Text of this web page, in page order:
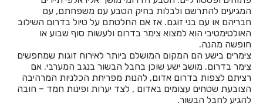
חדרים לפי שעה בבית ינאי
חדרים לפי שעה בבית לחם הגלילית
חדרים לפי שעה בבית ליד
חדרים לפי שעה בבית נחמיה
חדרים לפי שעה בבית עזרא
המגיעים להתרשם ולבלות בחיק הטבע עם משפחתם, עם
חבריהם או עם בני זוגם. אז אם החלטתם על טיול בדרום השילוב
האולטימטיבי הוא למצוא צימר בדרום ולעשות סוף שבוע או
חופשה מהנה.
צימרים בישע הם המקום המושלם ביותר לאירוח זוגות שמחפשים
צימר בדרום. מושב ישע שוכן בחבל הבשור בנגב המערבי. אם
רציתם לצפות בדרום אדום, להנות מפריחת הכלניות המרהיבה
הצובעת שטחים עצומים באדום , לצד יערות ופינות חמד – חובה
להגיע לחבל הבשור.